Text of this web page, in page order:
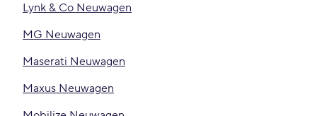
Lynk & Co Neuwagen
MG Neuwagen
Maserati Neuwagen
Maxus Neuwagen